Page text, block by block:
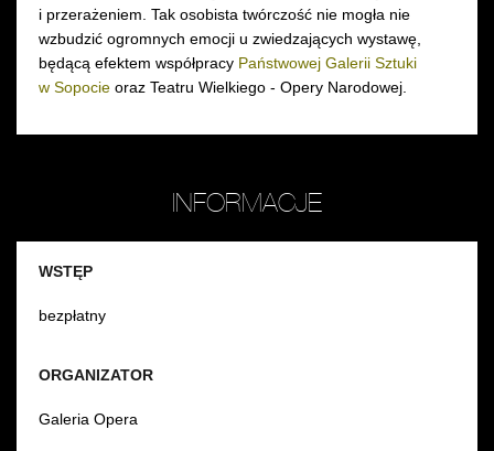
i przerażeniem. Tak osobista twórczość nie mogła nie
wzbudzić ogromnych emocji u zwiedzających wystawę,
będącą efektem współpracy Państwowej Galerii Sztuki
w Sopocie oraz Teatru Wielkiego - Opery Narodowej.
INFORMACJE
ORGANIZATOR
Galeria Opera
WSTĘP
bezpłatny